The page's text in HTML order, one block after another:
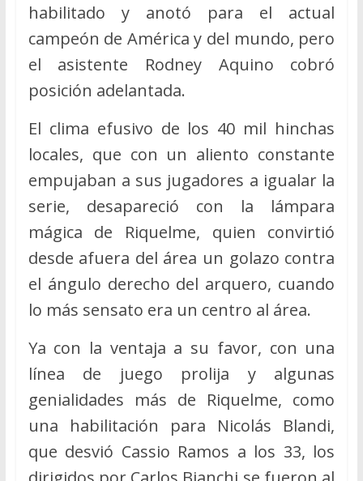
habilitado y anotó para el actual
campeón de América y del mundo, pero
el asistente Rodney Aquino cobró
posición adelantada.
El clima efusivo de los 40 mil hinchas
locales, que con un aliento constante
empujaban a sus jugadores a igualar la
serie, desapareció con la lámpara
mágica de Riquelme, quien convirtió
desde afuera del área un golazo contra
el ángulo derecho del arquero, cuando
lo más sensato era un centro al área.
Ya con la ventaja a su favor, con una
línea de juego prolija y algunas
genialidades más de Riquelme, como
una habilitación para Nicolás Blandi,
que desvió Cassio Ramos a los 33, los